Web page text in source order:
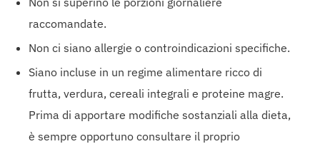
raccomandate.
Non ci siano allergie o controindicazioni specifiche.
Siano incluse in un regime alimentare ricco di
frutta, verdura, cereali integrali e proteine magre.
Prima di apportare modifiche sostanziali alla dieta,
è sempre opportuno consultare il proprio